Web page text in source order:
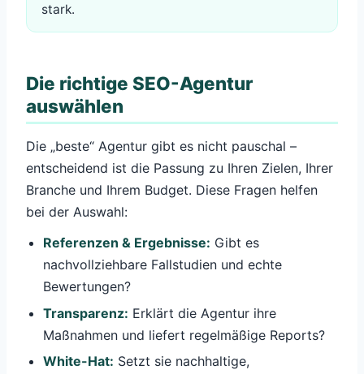
stark.
Die richtige SEO-Agentur
auswählen
Die „beste“ Agentur gibt es nicht pauschal –
entscheidend ist die Passung zu Ihren Zielen, Ihrer
Branche und Ihrem Budget. Diese Fragen helfen
bei der Auswahl:
Referenzen & Ergebnisse: Gibt es
nachvollziehbare Fallstudien und echte
Bewertungen?
Transparenz: Erklärt die Agentur ihre
Maßnahmen und liefert regelmäßige Reports?
White-Hat: Setzt sie nachhaltige,